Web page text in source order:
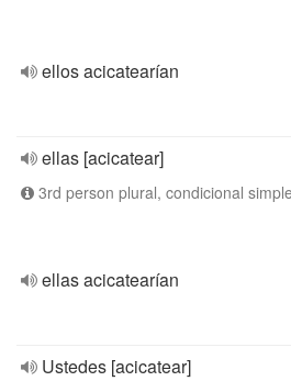
ellos acicatearían
ellas [acicatear]
3rd person plural, condicional simple
ellas acicatearían
Ustedes [acicatear]